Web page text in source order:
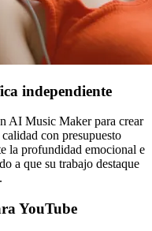
independiente
AI Music Maker para crear
con presupuesto
la profundidad emocional e
a que su trabajo destaque
YouTube